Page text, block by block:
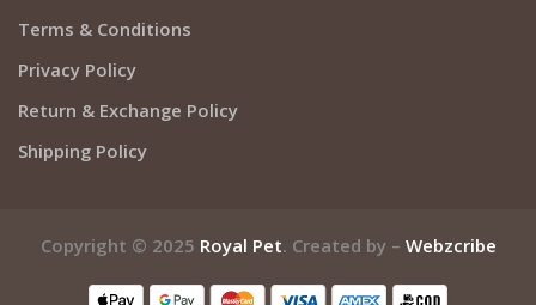
Terms & Conditions
Privacy Policy
Return & Exchange Policy
Shipping Policy
Copyright © 2025 Royal Pet. Created by – Webzcribe